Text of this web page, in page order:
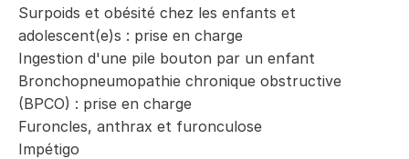
Surpoids et obésité chez les enfants et
adolescent(e)s : prise en charge
Ingestion d'une pile bouton par un enfant
Bronchopneumopathie chronique obstructive
(BPCO) : prise en charge
Furoncles, anthrax et furonculose
Impétigo